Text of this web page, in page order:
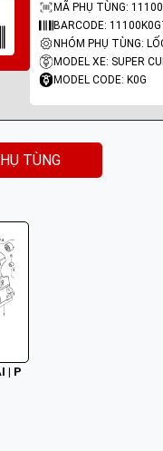
MÃ PHỤ TÙNG:
BARCODE:
MODEL XE: SUPER
MODEL CODE: K0G
TÙNG
| P